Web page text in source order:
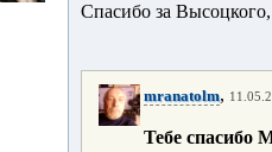
Спасибо за
mranatolm,
Тебе